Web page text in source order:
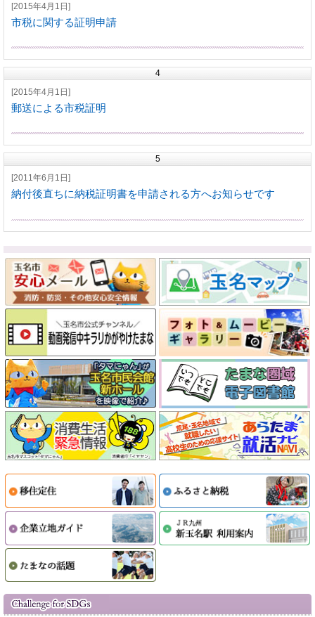
[2015年4月1日]
市税に関する証明申請
4
[2015年4月1日]
郵送による市税証明
5
[2011年6月1日]
納付後直ちに納税証明書を申請される方へお知らせです